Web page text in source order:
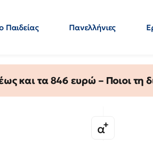
Παιδείας Πανελλήνιες
και τα 846 ευρώ – Ποιοι τη